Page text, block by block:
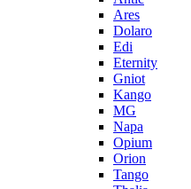
Ares
Dolaro
Edi
Eternity
Gniot
Kango
MG
Napa
Opium
Orion
Tango